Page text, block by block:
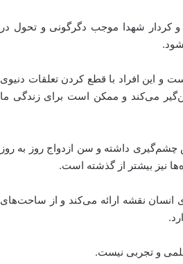
کردار شهدا موجب دگرگونی و تحول در
و این افراد با قطع کردن تعلقات دنیوی
می‌کند و ممکن است برای زندگی ما
چشم‌گیری داشته و سن ازدواج روز به روز
نیز بیشتر از گذشته است.
انسان نقشه ارائه می‌کند و از ساحت‌های
و تجربی نیست.